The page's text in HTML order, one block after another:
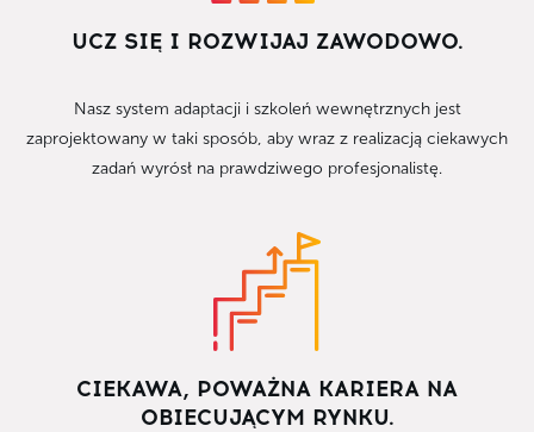
UCZ SIĘ I ROZWIJAJ ZAWODOWO.
Nasz system adaptacji i szkoleń wewnętrznych jest
zaprojektowany w taki sposób, aby wraz z realizacją ciekawych
zadań wyrósł na prawdziwego profesjonalistę.
CIEKAWA, POWAŻNA KARIERA NA
OBIECUJĄCYM RYNKU.